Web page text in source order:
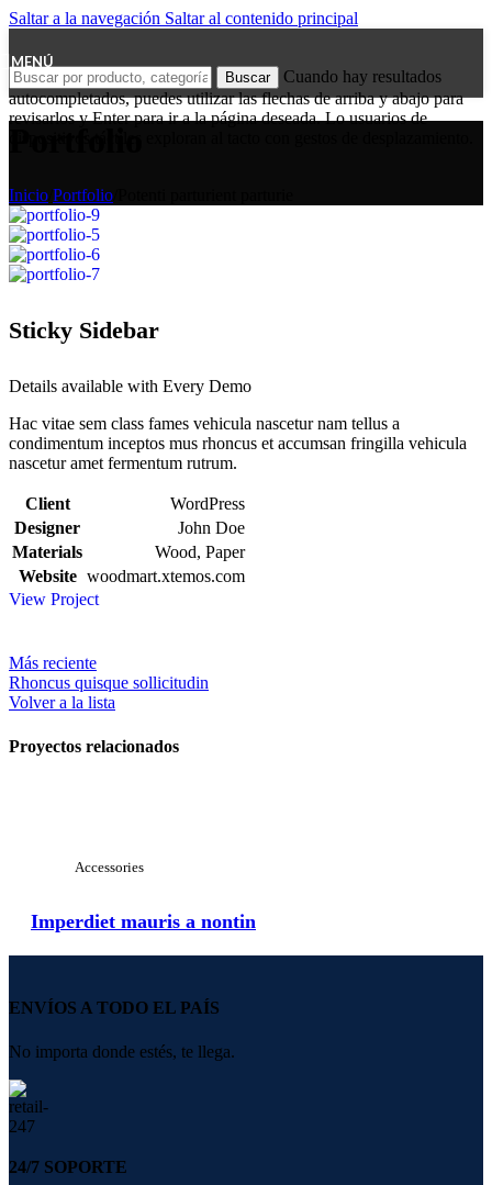
Saltar a la navegación Saltar al contenido principal
MENÚ
Buscar
Cuando hay resultados
autocompletados, puedes utilizar las flechas de arriba y abajo para
revisarlos y Enter para ir a la página deseada. Lo usuarios de
Inicio Portfolio
Sticky Sidebar
Details available with Every Demo
Hac vitae sem class fames vehicula nascetur nam tellus a
condimentum inceptos mus rhoncus et accumsan fringilla vehicula
nascetur amet fermentum rutrum.
Client
WordPress
Designer
John Doe
Materials
Wood, Paper
Website woodmart.xtemos.com
View Project
Más reciente
Rhoncus quisque sollicitudin
Volver a la lista
Proyectos relacionados
Accessories
Imperdiet mauris a nontin
ENVÍOS A TODO EL PAÍS
No importa donde estés, te llega.
24/7 SOPORTE